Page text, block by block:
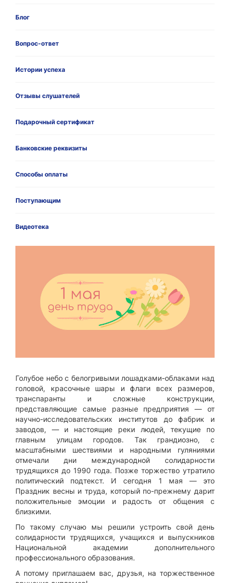
Блог
Вопрос-ответ
Истории успеха
Отзывы слушателей
Подарочный сертификат
Банковские реквизиты
Способы оплаты
Поступающим
Видеотека
Голубое небо с белогривыми лошадками-облаками над
головой, красочные шары и флаги всех размеров,
транспаранты и сложные конструкции,
представляющие самые разные предприятия — от
научно-исследовательских институтов до фабрик и
заводов, — и настоящие реки людей, текущие по
главным улицам городов. Так грандиозно, с
масштабными шествиями и народными гуляниями
отмечали дни международной солидарности
трудящихся до 1990 года. Позже торжество утратило
политический подтекст. И сегодня 1 мая — это
Праздник весны и труда, который по-прежнему дарит
положительные эмоции и радость от общения с
близкими.
По такому случаю мы решили устроить свой день
солидарности трудящихся, учащихся и выпускников
Национальной академии дополнительного
профессионального образования.
А потому приглашаем вас, друзья, на торжественное